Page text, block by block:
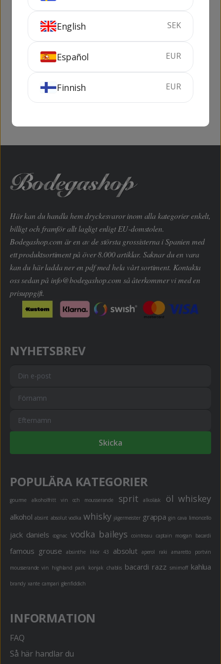
Veuve Clicquot La
75 cl
KÖP
Deutz Brut Classic
12%
KÖP
Här kan du handla hem dryckesvaror inom alla kategorier enkelt,
billigt och framför allt lagligt enligt EU-domstolen.
Bodegashop.com är en av de största grossisterna i Spanien med
ett produktsortiment på över 8.000 artiklar. Saknar du en vara
kan du här ladda ner en pdf med hela vårt sortiment. Kontakta
oss sedan på info@bodegashop.com så återkommer vi med en
prisuppgift.
NYHETSBREV
Skicka
POPULÄRA KATEGORIER
gourme alkoholfritt vin och mousserande sprit alkoläsk öl whiskey
alkohol absint absolut vodka whisky jägermeister grappa gin cava limoncello
jack daniels cognac vodka baileys cointreau captain morgan bacardi
famous grouse absinthe likör 43 absolut aperol raki amaretto portvin
mousserande vin highland park konjak chablis bacardi razz smirnoff kahlua
brandy xante campari glenfiddich
INFORMATION
FAQ
Så här handlar du
English SEK
Español EUR
Finnish EUR